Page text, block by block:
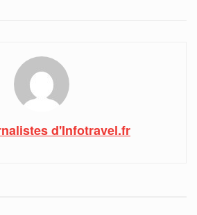
d'Infotravel.fr